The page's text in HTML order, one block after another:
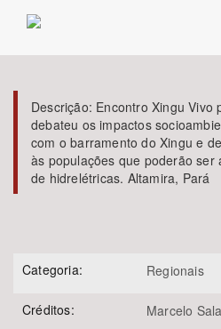
Área de Levantamento
Descrição: Encontro Xingu Vivo
debateu os impactos
com o barramento do Xingu e
às populações que poderão ser
de hidrelétricas. Altamira, Pará
Categoria: Regionais
Créditos: Marcelo